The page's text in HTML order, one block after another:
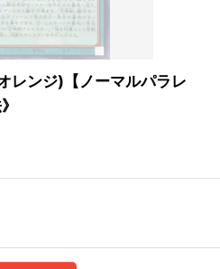
レンジ)【ノーマルパラレ